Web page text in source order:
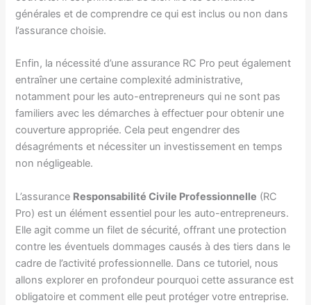
générales et de comprendre ce qui est inclus ou non dans
l’assurance choisie.
Enfin, la nécessité d’une assurance RC Pro peut également
entraîner une certaine complexité administrative,
notamment pour les auto-entrepreneurs qui ne sont pas
familiers avec les démarches à effectuer pour obtenir une
couverture appropriée. Cela peut engendrer des
désagréments et nécessiter un investissement en temps
non négligeable.
L’assurance Responsabilité Civile Professionnelle (RC
Pro) est un élément essentiel pour les auto-entrepreneurs.
Elle agit comme un filet de sécurité, offrant une protection
contre les éventuels dommages causés à des tiers dans le
cadre de l’activité professionnelle. Dans ce tutoriel, nous
allons explorer en profondeur pourquoi cette assurance est
obligatoire et comment elle peut protéger votre entreprise.